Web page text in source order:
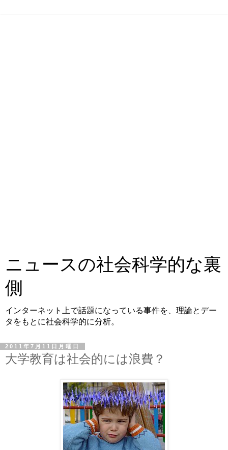
ニュースの社会科学的な裏
側
インターネット上で話題になっている事件を、理論とデー
タをもとに社会科学的に分析。
2011年7月11日月曜日
大学教育は社会的には浪費？